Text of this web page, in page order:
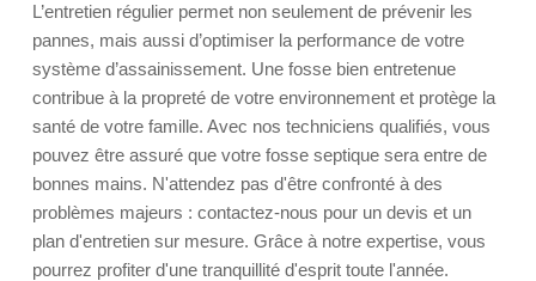
L’entretien régulier permet non seulement de prévenir les
pannes, mais aussi d’optimiser la performance de votre
système d’assainissement. Une fosse bien entretenue
contribue à la propreté de votre environnement et protège la
santé de votre famille. Avec nos techniciens qualifiés, vous
pouvez être assuré que votre fosse septique sera entre de
bonnes mains. N'attendez pas d'être confronté à des
problèmes majeurs : contactez-nous pour un devis et un
plan d'entretien sur mesure. Grâce à notre expertise, vous
pourrez profiter d'une tranquillité d'esprit toute l'année.